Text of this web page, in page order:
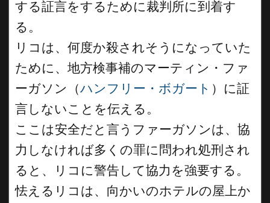
する証言をするために裁判所に到着す
る。
リコは、何度か殺されそうになっていた
ために、地方検事補のマーティン・ファ
ーガソン（ハンフリー・ボガート ）に証
言しないことを伝える。
ここは安全だと言うファーガソンは、協
力しなければ多くの罪に問われ処刑され
ると、リコに警告して協力を強要する。
怯えるリコは、向かいのホテルの屋上か